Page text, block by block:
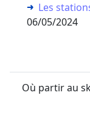
Les
06/05/2024
Où partir au